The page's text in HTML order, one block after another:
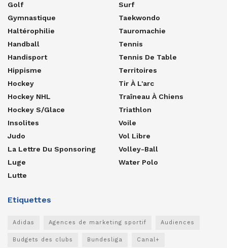
Golf
Gymnastique
Haltérophilie
Handball
Handisport
Hippisme
Hockey
Hockey NHL
Hockey S/glace
Insolites
Judo
La Lettre Du Sponsoring
Luge
Lutte
Surf
Taekwondo
Tauromachie
Tennis
Tennis De Table
Territoires
Tir À L'arc
Traîneau À Chiens
Triathlon
Voile
Vol Libre
Volley-Ball
Water Polo
Etiquettes
Adidas Agences de marketing sportif Audiences
Budgets des clubs Bundesliga Canal+